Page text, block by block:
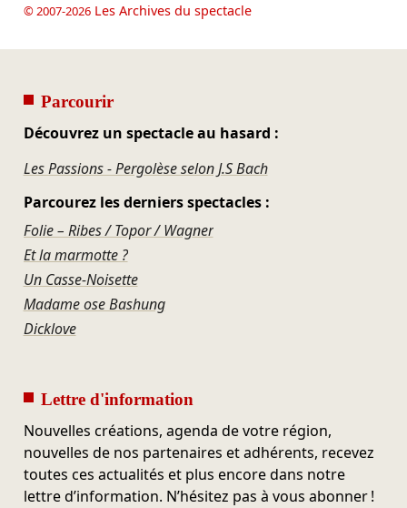
© 2007-2026Les Archives du spectacle
Parcourir
Découvrez un spectacle au hasard :
Les Passions - Pergolèse selon J.S Bach
Parcourez les derniers spectacles :
Folie – Ribes / Topor / Wagner
Et la marmotte ?
Un Casse-Noisette
Madame ose Bashung
Dicklove
Lettre d'information
Nouvelles créations, agenda de votre région,
nouvelles de nos partenaires et adhérents, recevez
toutes ces actualités et plus encore dans notre
lettre d’information. N’hésitez pas à vous abonner !